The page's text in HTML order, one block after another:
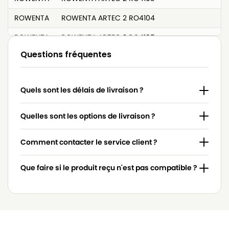
ROWENTA
ROWENTA ARTEC 2 RO4104
ROWENTA
ROWENTA ARTEC 2 RO4105
ROWENTA
ROWENTA ARTEC 2 RO4106
ROWENTA
ROWENTA ARTEC 2 RO4108
ROWENTA
ROWENTA ARTEC 2 RO4109
ROWENTA
ROWENTA ARTEC 2 RO4111
ROWENTA
ROWENTA ARTEC 2 RO4112
ROWENTA
ROWENTA ARTEC 2 RO4113
Questions fréquentes
Quels sont les délais de livraison ?
Quelles sont les options de livraison ?
Comment contacter le service client ?
Que faire si le produit reçu n'est pas compatible ?